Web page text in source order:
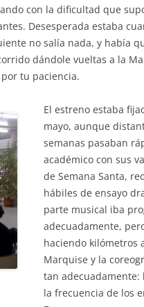
con la dificultad que
Desesperada estaba
no salía nada, y había
dándole vueltas a la
por tu paciencia.
El estreno estaba
mayo, aunque
semanas pasaban
académico con sus
de Semana Santa,
hábiles de ensayo
parte musical iba
adecuadamente,
haciendo kilómetros
Marquise y la
tan
la frecuencia de los